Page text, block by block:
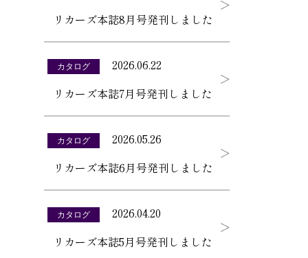
リカーズ本誌8月号発刊しました
カタログ
2026.06.22
リカーズ本誌7月号発刊しました
カタログ
2026.05.26
リカーズ本誌6月号発刊しました
カタログ
2026.04.20
リカーズ本誌5月号発刊しました